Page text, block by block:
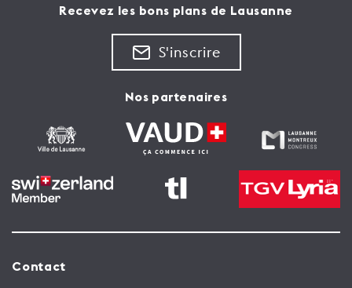
Recevez les bons plans de Lausanne
S'inscrire
Nos partenaires
Contact